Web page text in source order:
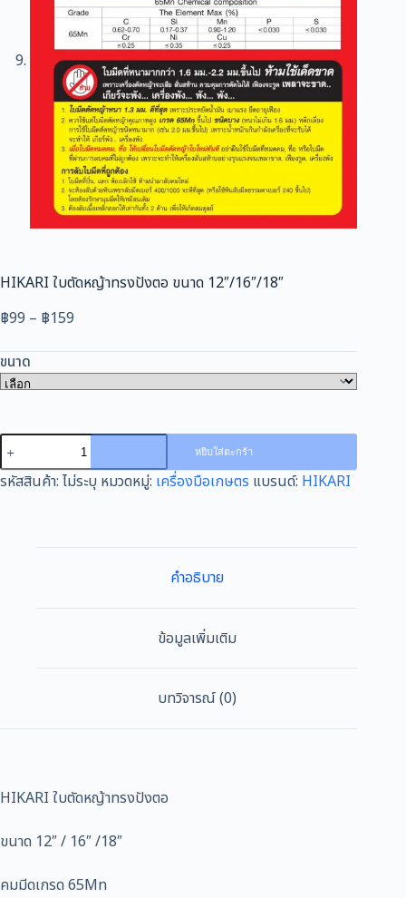
HIKARI ใบตัดหญ้าทรงปังตอ ขนาด 12″/16″/18″
฿99 – ฿159
ขนาด
จำนวน
HIKARI
ใบ
12"/16"/18"
หยิบใส่ตะกร้า
รหัสสินค้า: ไม่ระบุ หมวดหมู่: เครื่องมือเกษตร แบรนด์: HIKARI
คำอธิบาย
ข้อมูลเพิ่มเติม
บทวิจารณ์ (0)
็HIKARI ใบตัดหญ้าทรงปังตอ
ขนาด 12″ / 16″ /18″
คมมีดเกรด 65Mn